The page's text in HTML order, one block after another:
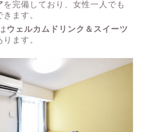
を完備しており、女性一人でも
ます。
ウェルカムドリンク＆スイーツ
ります。